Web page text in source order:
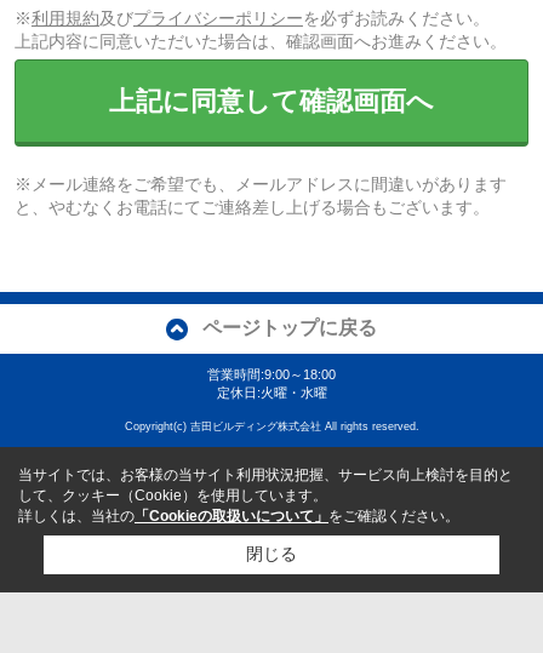
※利用規約及びプライバシーポリシーを必ずお読みください。
上記内容に同意いただいた場合は、確認画面へお進みください。
上記に同意して確認画面へ
※メール連絡をご希望でも、メールアドレスに間違いがあります
と、やむなくお電話にてご連絡差し上げる場合もございます。
ページトップに戻る
営業時間:9:00～18:00
定休日:火曜・水曜
Copyright(c) 吉田ビルディング株式会社 All rights reserved.
当サイトでは、お客様の当サイト利用状況把握、サービス向上検討を目的と
して、クッキー（Cookie）を使用しています。
詳しくは、当社の 「Cookieの取扱いについて」 をご確認ください。
閉じる